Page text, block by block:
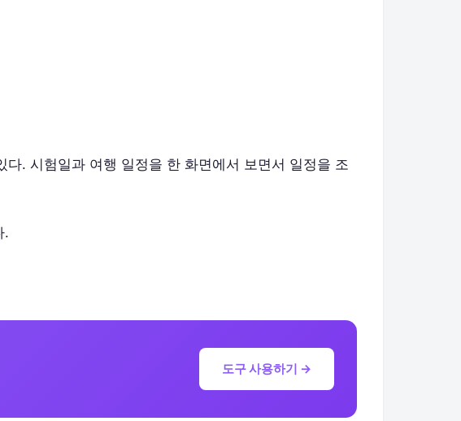
. 시험일과 여행 일정을 한 화면에서 보면서 일정을 조
.
도구 사용하기 →